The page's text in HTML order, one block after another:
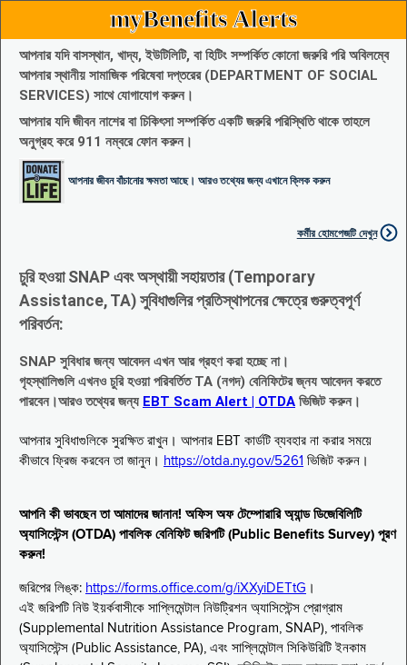
myBenefits Alerts
আপনার যদি বাসস্থান, খাদ্য, ইউটিলিটি, বা হিটিং সম্পর্কিত কোনো জরুরি পরি অবিলম্বে
আপনার স্থানীয় সামাজিক পরিষেবা দপ্তরের (DEPARTMENT OF SOCIAL
SERVICES) সাথে যোগাযোগ করুন।
আপনার যদি জীবন নাশের বা চিকিৎসা সম্পর্কিত একটি জরুরি পরিস্থিতি থাকে তাহলে
অনুগ্রহ করে 911 নম্বরে ফোন করুন।
আপনার জীবন বাঁচানোর ক্ষমতা আছে। আরও তথ্যের জন্য এখানে ক্লিক করুন
কর্মীর হোমপেজটি দেখুন
চুরি হওয়া SNAP এবং অস্থায়ী সহায়তার (Temporary
Assistance, TA) সুবিধাগুলির প্রতিস্থাপনের ক্ষেত্রে গুরুত্বপূর্ণ
পরিবর্তন:
SNAP সুবিধার জন্য আবেদন এখন আর গ্রহণ করা হচ্ছে না।
গৃহস্থালিগুলি এখনও চুরি হওয়া পরিবর্তিত TA (নগদ) বেনিফিটের জ্নয আবেদন করতে
পারবেন।আরও তথ্যের জন্য EBT Scam Alert | OTDA ভিজিট করুন।
আপনার সুবিধাগুলিকে সুরক্ষিত রাখুন। আপনার EBT কার্ডটি ব্যবহার না করার সময়ে
কীভাবে ফ্রিজ করবেন তা জানুন। https://otda.ny.gov/5261 ভিজিট করুন।
আপনি কী ভাবছেন তা আমাদের জানান! অফিস অফ টেম্পোরারি অ্যান্ড ডিজেবিলিটি
অ্যাসিস্টেন্স (OTDA) পাবলিক বেনিফিট জরিপটি (Public Benefits Survey) পূরণ
করুন!
জরিপের লিঙ্ক: https://forms.office.com/g/iXXyiDETtG ।
এই জরিপটি নিউ ইয়র্কবাসীকে সাপ্লিমেন্টাল নিউট্রিশন অ্যাসিস্টেন্স প্রোগ্রাম
(Supplemental Nutrition Assistance Program, SNAP), পাবলিক
অ্যাসিস্টেন্স (Public Assistance, PA), এবং সাপ্লিমেন্টাল সিকিউরিটি ইনকাম